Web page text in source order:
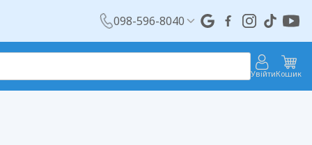
098-596-8040
УвійтиКошик